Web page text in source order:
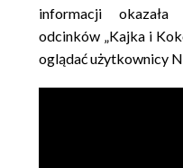
informacji
odcinków „Kajka i
oglądać użytkownicy